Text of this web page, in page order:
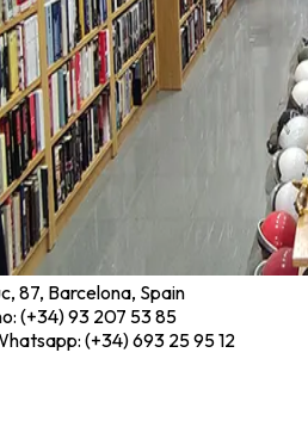
87, Barcelona, Spain
(+34) 93 207 53 85
(+34) 693 25 95 12